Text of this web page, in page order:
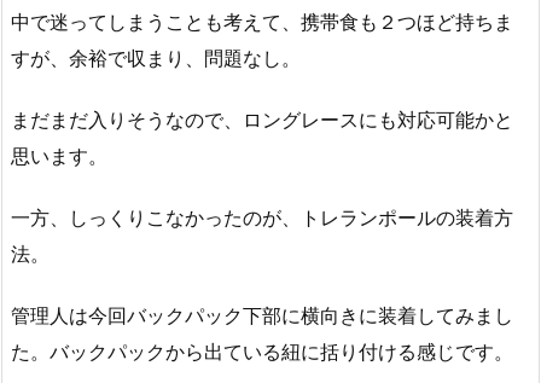
中で迷ってしまうことも考えて、携帯食も２つほど持ちま
すが、余裕で収まり、問題なし。
まだまだ入りそうなので、ロングレースにも対応可能かと
思います。
一方、しっくりこなかったのが、トレランポールの装着方
法。
管理人は今回バックパック下部に横向きに装着してみまし
た。バックパックから出ている紐に括り付ける感じです。